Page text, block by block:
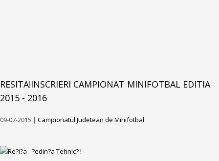
RESITA!INSCRIERI CAMPIONAT MINIFOTBAL EDITIA
2015 - 2016
09-07-2015 | Campionatul Judetean de Minifotbal